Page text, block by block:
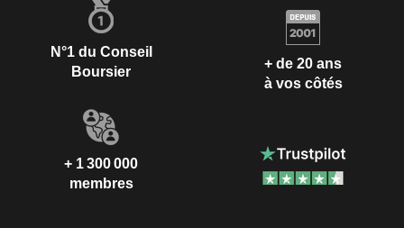
N°1 du Conseil
Boursier
+ de 20 ans
à vos côtés
+ 1 300 000
membres